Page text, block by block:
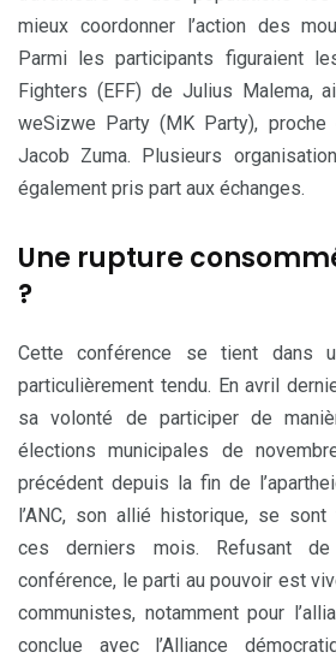
mieux coordonner l’action des
Parmi les participants figuraient
Fighters (EFF) de Julius Malema,
weSizwe Party (MK Party), proche
Jacob Zuma. Plusieurs
également pris part aux échanges.
Une rupture
?
Cette conférence se tient dans
particulièrement tendu. En avril
sa volonté de participer de
élections municipales de
précédent depuis la fin de
l’ANC, son allié historique, se
ces derniers mois. Refusant
conférence, le parti au pouvoir est
communistes, notamment pour
conclue avec l’Alliance